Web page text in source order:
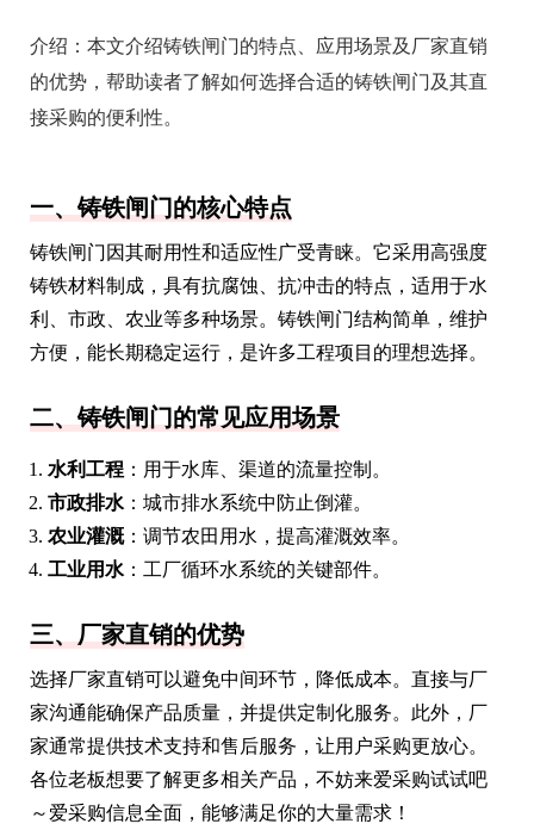
介绍： 本文介绍铸铁闸门的特点、应用场景及厂家直销
的优势，帮助读者了解如何选择合适的铸铁闸门及其直
接采购的便利性。
一、铸铁闸门的核心特点
铸铁闸门因其耐用性和适应性广受青睐。它采用高强度
铸铁材料制成，具有抗腐蚀、抗冲击的特点，适用于水
利、市政、农业等多种场景。铸铁闸门结构简单，维护
方便，能长期稳定运行，是许多工程项目的理想选择。
二、铸铁闸门的常见应用场景
水利工程 ：用于水库、渠道的流量控制。
市政排水 ：城市排水系统中防止倒灌。
农业灌溉：调节农田用水，提高灌溉效率。
工业用水 ：工厂循环水系统的关键部件。
三、厂家直销的优势
选择厂家直销可以避免中间环节，降低成本。直接与厂
家沟通能确保产品质量，并提供定制化服务。此外，厂
家通常提供技术支持和售后服务，让用户采购更放心。
各位老板想要了解更多相关产品，不妨来爱采购试试吧
～爱采购信息全面，能够满足你的大量需求！